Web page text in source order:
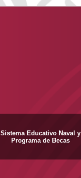
Sistema Educativo Naval y
Programa de Becas